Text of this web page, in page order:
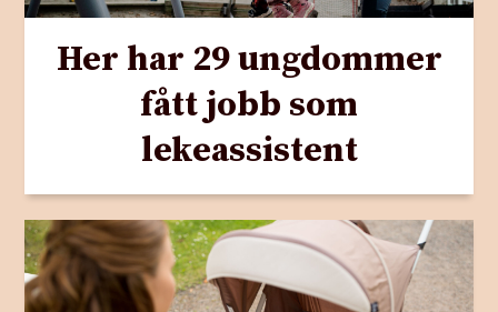
Her har 29 ungdommer
fått jobb som
lekeassistent